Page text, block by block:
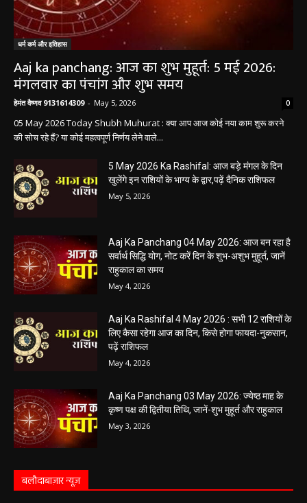
सरायपाली/ बिना दर्द और बिना ऑपरेशन होगी
लिवर की जांच, चिवराकुटा में फाइब्रो स्कैन कैंप
चिवराकुटा में 2 अगस्त को लगेगा अत्याधुनिक
फाइब्रो स्कैन...
August 1, 2026
धर्म कर्म इतिहास
धर्म कर्म और इतिहास
मंगलवार का पंचांग और शुभ समय
हेमंत वैष्णव 9131614309 - May 5, 2026
05 May 2026 Today Shubh Muhurat : क्या आप आज कोई नया काम शुरू करने
की सोच रहे हैं? या कोई महत्वपूर्ण निर्णय लेने वाले...
खुलेंगे इन राशियों के भाग्य के द्वार,पढ़ें दैनिक राशिफल